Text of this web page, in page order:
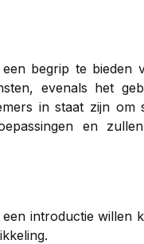
begrip te bieden
evenals het
in staat zijn om
en
introductie willen